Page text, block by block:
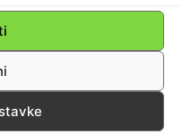
U PREKO 130
Vojne